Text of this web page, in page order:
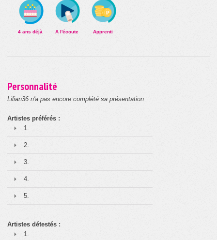
4 ans déjà A l'écoute Apprenti
Personnalité
Lilian36 n'a pas encore complété sa présentation
Artistes préférés :
1.
2.
3.
4.
5.
Artistes détestés :
1.